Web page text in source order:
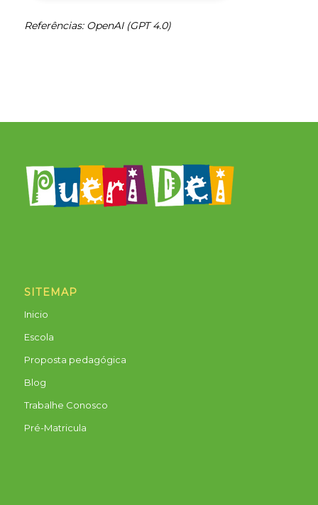
Referências: OpenAI (GPT 4.0)
SITEMAP
Inicio
Escola
Proposta pedagógica
Blog
Trabalhe Conosco
Pré-Matricula